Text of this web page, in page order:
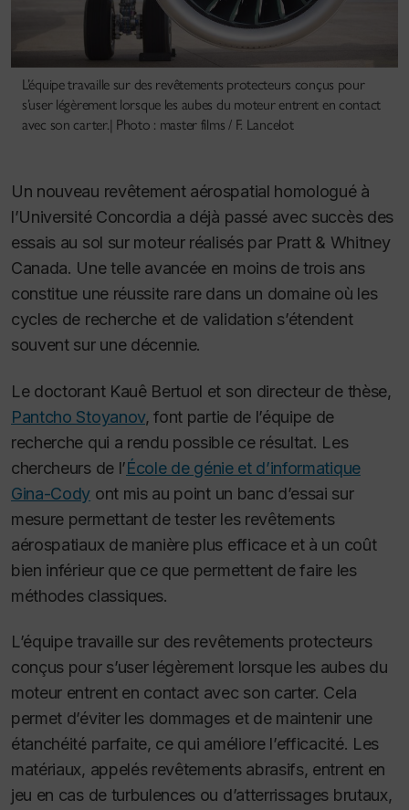
L’équipe travaille sur des revêtements protecteurs conçus pour
s’user légèrement lorsque les aubes du moteur entrent en contact
avec son carter.| Photo : master films / F. Lancelot
Un nouveau revêtement aérospatial homologué à
l’Université Concordia a déjà passé avec succès des
essais au sol sur moteur réalisés par Pratt & Whitney
Canada. Une telle avancée en moins de trois ans
constitue une réussite rare dans un domaine où les
cycles de recherche et de validation s’étendent
souvent sur une décennie.
Le doctorant Kauê Bertuol et son directeur de thèse,
Pantcho Stoyanov, font partie de l’équipe de
recherche qui a rendu possible ce résultat. Les
chercheurs de l’École de génie et d’informatique
Gina-Cody ont mis au point un banc d’essai sur
mesure permettant de tester les revêtements
aérospatiaux de manière plus efficace et à un coût
bien inférieur que ce que permettent de faire les
méthodes classiques.
L’équipe travaille sur des revêtements protecteurs
conçus pour s’user légèrement lorsque les aubes du
moteur entrent en contact avec son carter. Cela
permet d’éviter les dommages et de maintenir une
étanchéité parfaite, ce qui améliore l’efficacité. Les
matériaux, appelés revêtements abrasifs, entrent en
jeu en cas de turbulences ou d’atterrissages brutaux,